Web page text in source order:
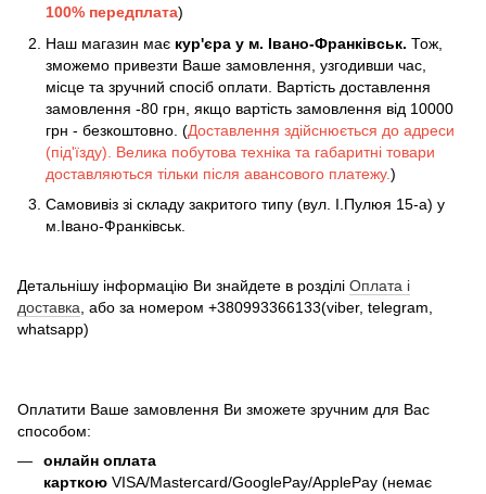
100% передплата)
Наш магазин має кур'єра у м. Івано-Франківськ. Тож,
зможемо привезти Ваше замовлення, узгодивши час,
місце та зручний спосіб оплати. Вартість доставлення
замовлення -80 грн, якщо вартість замовлення від 10000
грн - безкоштовно. (Доставлення здійснюється до адреси
(під'їзду). Велика побутова техніка та габаритні товари
доставляються тільки після авансового платежу.)
Самовивіз зі складу закритого типу (вул. І.Пулюя 15-а) у
м.Івано-Франківськ.
Детальнішу інформацію Ви знайдете в розділі Оплата і
доставка, або за номером +380993366133(viber, telegram,
whatsapp)
Оплатити Ваше замовлення Ви зможете зручним для Вас
способом:
онлайн оплата
карткою VISA/Mastercard/GooglePay/ApplePay (немає